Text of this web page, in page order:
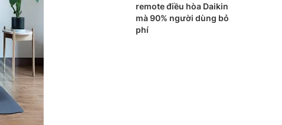
remote điều hòa Daikin
mà 90% người dùng bỏ
phí